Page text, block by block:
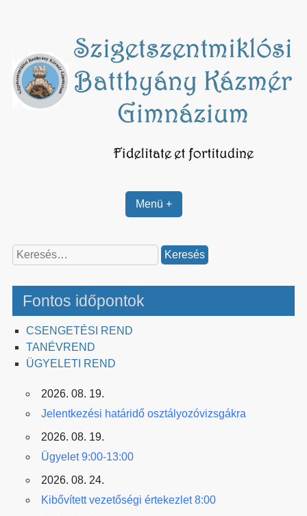
Menü +
Keresés:
Fontos időpontok
CSENGETÉSI REND
TANÉVREND
ÜGYELETI REND
2026. 08. 19.
Jelentkezési határidő osztályozóvizsgákra
2026. 08. 19.
Ügyelet 9:00-13:00
2026. 08. 24.
Kibővített vezetőségi értekezlet 8:00